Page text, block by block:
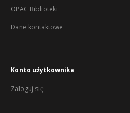
OPAC Biblioteki
Dane kontaktowe
Konto użytkownika
Zaloguj się